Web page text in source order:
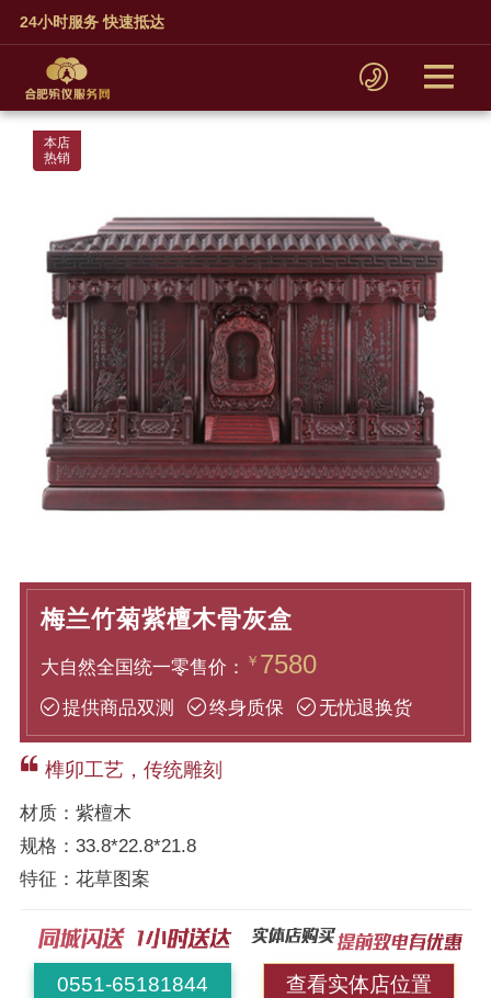
24小时服务 快速抵达
本店
热销
梅兰竹菊紫檀木骨灰盒
大自然全国统一零售价： ￥ 7580
提供商品双测 终身质保 无忧退换货
榫卯工艺，传统雕刻
材质： 紫檀木
规格： 33.8*22.8*21.8
特征： 花草图案
0551-65181844 查看实体店位置